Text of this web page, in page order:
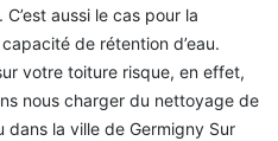
aussi le cas pour la
de rétention d’eau.
votre toiture risque, en effet,
nous charger du nettoyage de
la ville de Germigny Sur